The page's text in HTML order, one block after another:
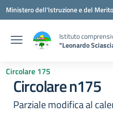
Vai ai contenuti
Vai al menu di navigazione
Vai al footer
Ministero dell'Istruzione e del Merito
Istituto
"Leonardo
Circolare 175
Circolare n175
Parziale modifica al